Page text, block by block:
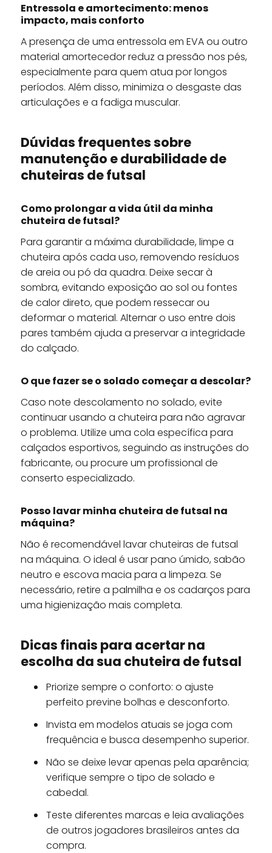
Entressola e amortecimento: menos
impacto, mais conforto
A presença de uma entressola em EVA ou outro
material amortecedor reduz a pressão nos pés,
especialmente para quem atua por longos
períodos. Além disso, minimiza o desgaste das
articulações e a fadiga muscular.
Dúvidas frequentes sobre
manutenção e durabilidade de
chuteiras de futsal
Como prolongar a vida útil da minha
chuteira de futsal?
Para garantir a máxima durabilidade, limpe a
chuteira após cada uso, removendo resíduos
de areia ou pó da quadra. Deixe secar à
sombra, evitando exposição ao sol ou fontes
de calor direto, que podem ressecar ou
deformar o material. Alternar o uso entre dois
pares também ajuda a preservar a integridade
do calçado.
O que fazer se o solado começar a descolar?
Caso note descolamento no solado, evite
continuar usando a chuteira para não agravar
o problema. Utilize uma cola específica para
calçados esportivos, seguindo as instruções do
fabricante, ou procure um profissional de
conserto especializado.
Posso lavar minha chuteira de futsal na
máquina?
Não é recomendável lavar chuteiras de futsal
na máquina. O ideal é usar pano úmido, sabão
neutro e escova macia para a limpeza. Se
necessário, retire a palmilha e os cadarços para
uma higienização mais completa.
Dicas finais para acertar na
escolha da sua chuteira de futsal
Priorize sempre o conforto: o ajuste
perfeito previne bolhas e desconforto.
Invista em modelos atuais se joga com
frequência e busca desempenho superior.
Não se deixe levar apenas pela aparência;
verifique sempre o tipo de solado e
cabedal.
Teste diferentes marcas e leia avaliações
de outros jogadores brasileiros antes da
compra.